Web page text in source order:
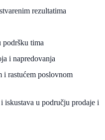
rezultatima
podršku tima
i napredovanja
i rastućem poslovnom
iskustava u području prodaje i